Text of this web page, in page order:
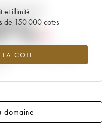
et illimité
de 150 000 cotes
LA COTE
de la cote
2012 en 2026 par rapport à
domaine